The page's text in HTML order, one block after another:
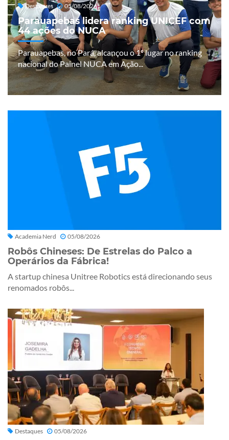
Destaques 05/08/2026
Parauapebas lidera ranking UNICEF com
44 ações do NUCA
Parauapebas, no Pará, alcançou o 1º lugar no ranking
nacional do Painel NUCA em Ação...
Academia Nerd 05/08/2026
Robôs Chineses: De Estrelas do Palco a
Operários da Fábrica!
A startup chinesa Unitree Robotics está direcionando seus
renomados robôs...
Destaques 05/08/2026